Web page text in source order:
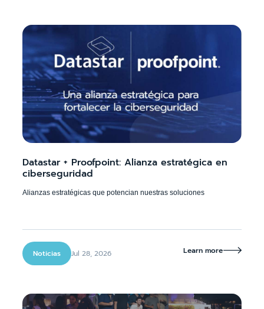
Datastar + Proofpoint: Alianza estratégica en
ciberseguridad
Alianzas estratégicas que potencian nuestras soluciones
Noticias Jul 28, 2026 Learn more